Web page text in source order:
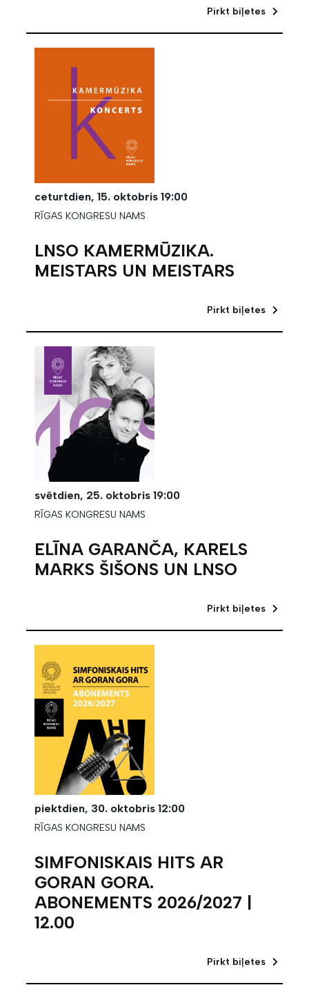
Pirkt biļetes
ceturtdien, 15. oktobris 19:00
RĪGAS KONGRESU NAMS
LNSO KAMERMŪZIKA.
MEISTARS UN MEISTARS
Pirkt biļetes
svētdien, 25. oktobris 19:00
RĪGAS KONGRESU NAMS
ELĪNA GARANČA, KARELS
MARKS ŠIŠONS UN LNSO
Pirkt biļetes
piektdien, 30. oktobris 12:00
RĪGAS KONGRESU NAMS
SIMFONISKAIS HITS AR
GORAN GORA.
ABONEMENTS 2026/2027 |
12.00
Pirkt biļetes